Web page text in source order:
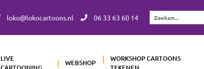
loko@lokocartoons.nl 06 33 63 60 14
Zoeken...
LIVE
WEBSHOP
WORKSHOP CARTOONS